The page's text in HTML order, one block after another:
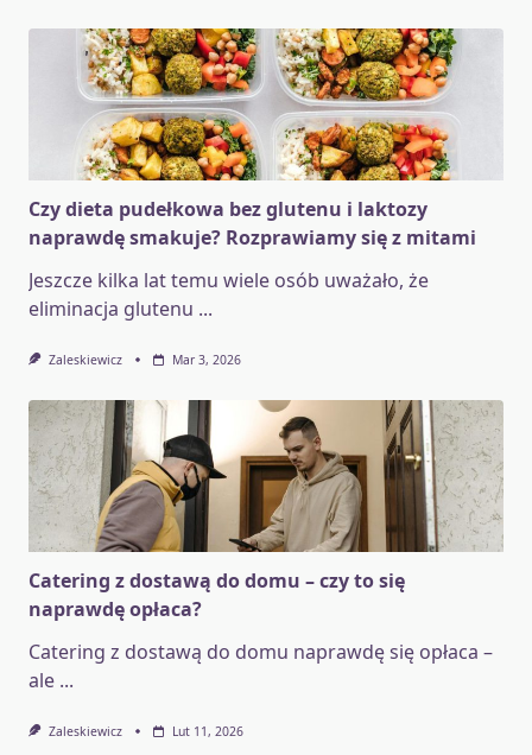
Czy dieta pudełkowa bez glutenu i laktozy
naprawdę smakuje? Rozprawiamy się z mitami
Jeszcze kilka lat temu wiele osób uważało, że
eliminacja glutenu ...
Zaleskiewicz Mar 3, 2026
Catering z dostawą do domu – czy to się
naprawdę opłaca?
Catering z dostawą do domu naprawdę się opłaca –
ale ...
Zaleskiewicz Lut 11, 2026